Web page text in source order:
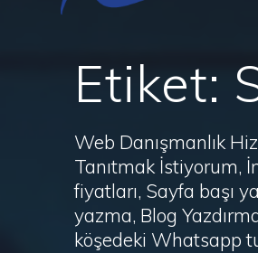
Etiket:
Web Danışmanlık
Tanıtmak İstiyorum,
fiyatları, Sayfa başı
yazma, Blog
köşedeki Whatsapp